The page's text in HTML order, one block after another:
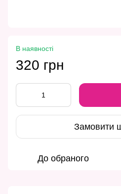
В наявності
320 грн
Замовити
До обраного